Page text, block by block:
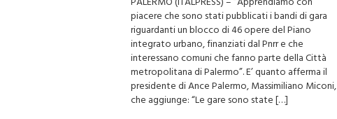
PALERMO (ITALPRESS) – “Apprendiamo con
piacere che sono stati pubblicati i bandi di gara
riguardanti un blocco di 46 opere del Piano
integrato urbano, finanziati dal Pnrr e che
interessano comuni che fanno parte della Città
metropolitana di Palermo”. E’ quanto afferma il
presidente di Ance Palermo, Massimiliano Miconi,
che aggiunge: “Le gare sono state […]